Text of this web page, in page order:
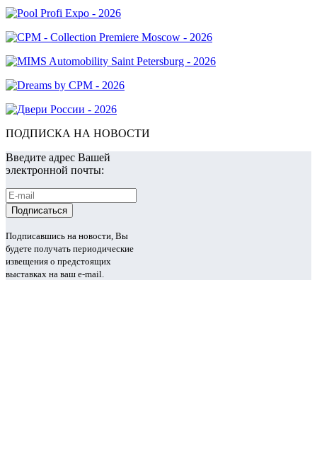
ПОДПИСКА НА НОВОСТИ
Введите адрес Вашей
электронной почты:
Подписавшись на новости, Вы
будете получать периодические
извещения о предстоящих
выставках на ваш e-mail.